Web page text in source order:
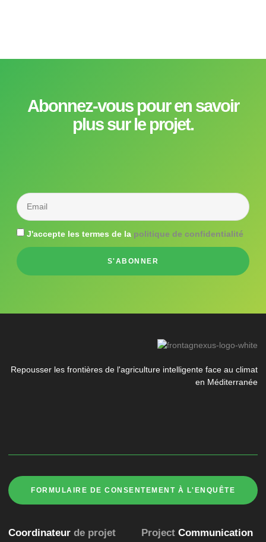
Abonnez-vous pour en savoir
plus sur le projet.
J'accepte les termes de la politique de confidentialité
S'ABONNER
Repousser les frontières de l'agriculture intelligente face au climat
en Méditerranée
FORMULAIRE DE CONSENTEMENT À L'ENQUÊTE
Coordinateur de projet Project Communication